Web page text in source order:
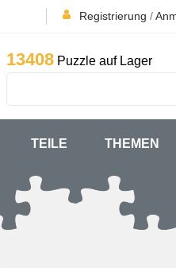
Registrierung /
13408 Puzzle auf Lager
TEILE THEMEN